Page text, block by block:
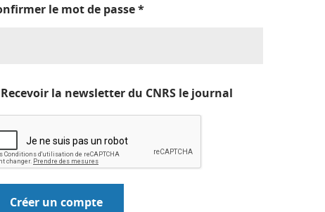
le mot de passe*
Recevoir la newsletter du CNRS le journal